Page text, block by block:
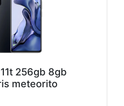
256gb 8gb
meteorito